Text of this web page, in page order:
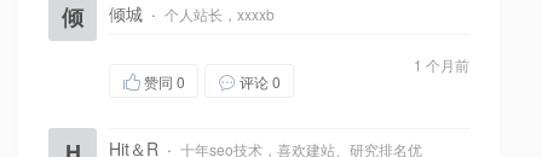
倾 倾城 · 个人站长，xxxxb
1 个月前
赞同 0 评论 0
Hit＆R · 十年seo技术，喜欢建站、研究排名优